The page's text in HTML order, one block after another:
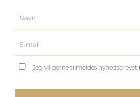
Jeg vil gerne tilmeldes nyhedsbrevet